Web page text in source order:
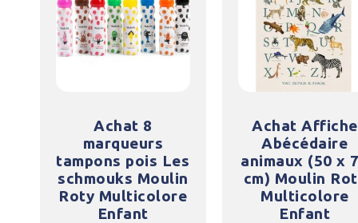
Achat 8
marqueurs
tampons pois Les
schmouks Moulin
Roty Multicolore
Enfant
Achat Affiche
Abécédaire
animaux (50 x
cm) Moulin
Multicolore
Enfant